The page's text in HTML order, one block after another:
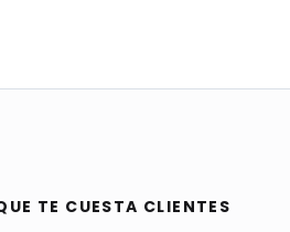
TE CUESTA CLIENTES